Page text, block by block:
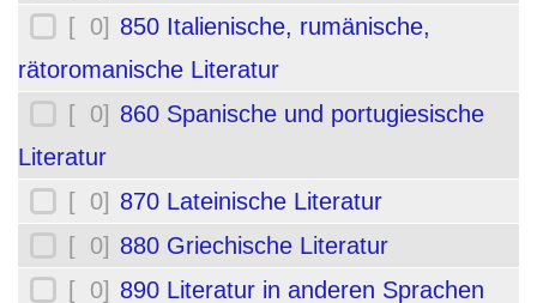
[ 0] 850 Italienische, rumänische,
rätoromanische Literatur
[ 0] 860 Spanische und portugiesische
Literatur
[ 0] 870 Lateinische Literatur
[ 0] 880 Griechische Literatur
[ 0] 890 Literatur in anderen Sprachen